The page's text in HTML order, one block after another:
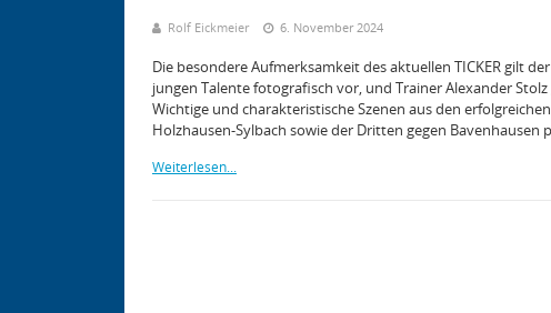
Rolf Eickmeier 6. November 2024
Die besondere Aufmerksamkeit des aktuellen TICKER gilt
jungen Talente fotografisch vor, und Trainer Alexander
Wichtige und charakteristische Szenen aus den
Holzhausen-Sylbach sowie der Dritten gegen
Weiterlesen...